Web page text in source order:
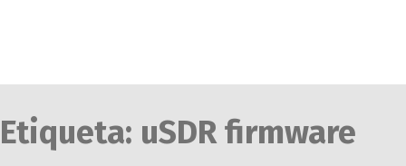
Etiqueta: uSDR firmware